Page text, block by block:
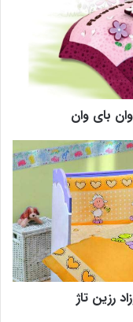
بای وان
رزین تاژ